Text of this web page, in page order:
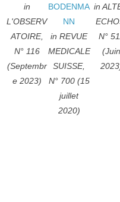
in
L'OBSERV
ATOIRE,
N° 116
(Septembr
e 2023)
BODENMA
NN
in REVUE
MEDICALE
SUISSE,
N° 700 (15
juillet
2020)
in
N°
(Juin